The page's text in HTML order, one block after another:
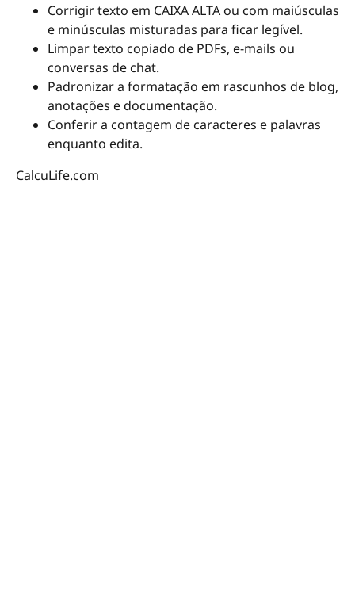
Corrigir texto em CAIXA ALTA ou com maiúsculas
e minúsculas misturadas para ficar legível.
Limpar texto copiado de PDFs, e-mails ou
conversas de chat.
Padronizar a formatação em rascunhos de blog,
anotações e documentação.
Conferir a contagem de caracteres e palavras
enquanto edita.
CalcuLife.com